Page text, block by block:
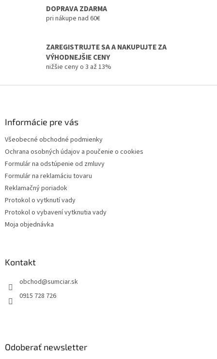
ý
p
i
u
DOPRAVA ZDARMA
pri nákupe nad 60€
ZAREGISTRUJTE SA A NAKUPUJTE ZA
VÝHODNEJŠIE CENY
nižšie ceny o 3 až 13%
Informácie pre vás
Všeobecné obchodné podmienky
Ochrana osobných údajov a poučenie o cookies
Formulár na odstúpenie od zmluvy
Formulár na reklamáciu tovaru
Reklamačný poriadok
Protokol o vytknutí vady
Protokol o vybavení vytknutia vady
Moja objednávka
Kontakt
obchod@sumciar.sk
0915 728 726
Odoberať newsletter